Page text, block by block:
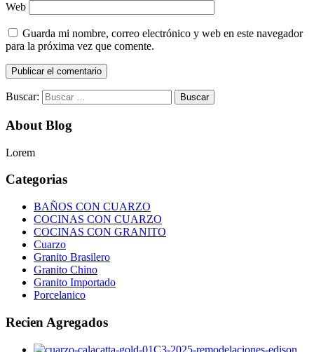
Web
Guarda mi nombre, correo electrónico y web en este navegador
para la próxima vez que comente.
Buscar:
About Blog
Lorem
Categorias
BAÑOS CON CUARZO
COCINAS CON CUARZO
COCINAS CON GRANITO
Cuarzo
Granito Brasilero
Granito Chino
Granito Importado
Porcelanico
Recien Agregados